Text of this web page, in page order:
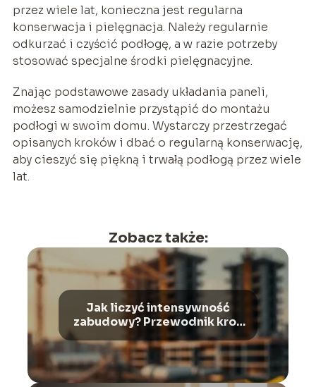
przez wiele lat, konieczna jest regularna
konserwacja i pielęgnacja. Należy regularnie
odkurzać i czyścić podłogę, a w razie potrzeby
stosować specjalne środki pielęgnacyjne.
Znając podstawowe zasady układania paneli,
możesz samodzielnie przystąpić do montażu
podłogi w swoim domu. Wystarczy przestrzegać
opisanych kroków i dbać o regularną konserwację,
aby cieszyć się piękną i trwałą podłogą przez wiele
lat.
Zobacz także:
Jak liczyć intensywność
zabudowy? Przewodnik krok
po kroku